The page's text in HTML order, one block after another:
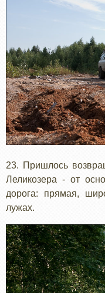
23. Пришлось
Леликозера - от
дорога: прямая,
лужах.